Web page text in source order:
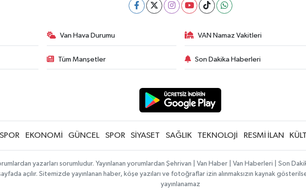
Van Hava Durumu VAN Namaz Vakitleri
Tüm Manşetler Son Dakika Haberleri
EKONOMİ GÜNCEL SPOR SİYASET SAĞLIK TEKNOLOJİ RESMİ İLAN
yazarları sorumludur. Yayınlanan yorumlardan Şehrivan | Van Haber | Van Haberleri | Son
açılır. Sitemizde yayınlanan haber, köşe yazıları ve fotoğraflar izin alınmaksızın kaynak
yayınlanamaz